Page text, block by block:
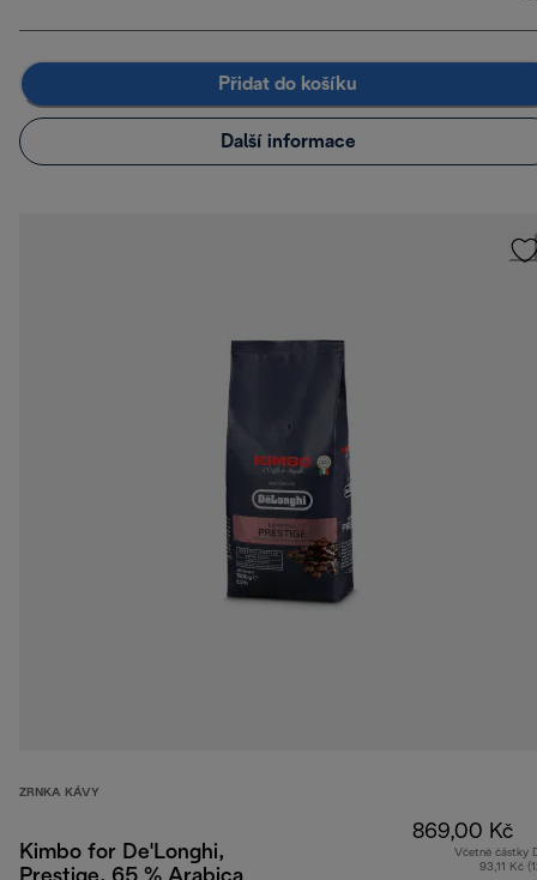
Přidat do košíku
Další informace
ZRNKA KÁVY
Kimbo for De'Longhi,
869,00 Kč
Včetně částky
93,11 Kč